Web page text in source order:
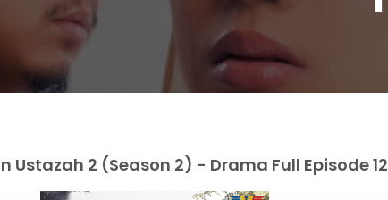
Ustazah 2 (Season 2) - Drama Full Episode 12